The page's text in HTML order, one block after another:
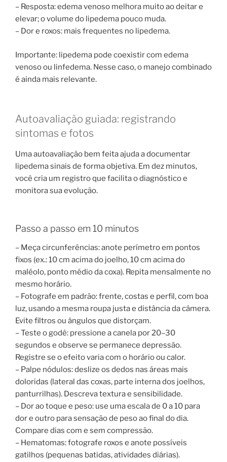
– Resposta: edema venoso melhora muito ao deitar e
elevar; o volume do lipedema pouco muda.
– Dor e roxos: mais frequentes no lipedema.
Importante: lipedema pode coexistir com edema
venoso ou linfedema. Nesse caso, o manejo combinado
é ainda mais relevante.
Autoavaliação guiada: registrando
sintomas e fotos
Uma autoavaliação bem feita ajuda a documentar
lipedema sinais de forma objetiva. Em dez minutos,
você cria um registro que facilita o diagnóstico e
monitora sua evolução.
Passo a passo em 10 minutos
– Meça circunferências: anote perímetro em pontos
fixos (ex.: 10 cm acima do joelho, 10 cm acima do
maléolo, ponto médio da coxa). Repita mensalmente no
mesmo horário.
– Fotografe em padrão: frente, costas e perfil, com boa
luz, usando a mesma roupa justa e distância da câmera.
Evite filtros ou ângulos que distorçam.
– Teste o godê: pressione a canela por 20–30
segundos e observe se permanece depressão.
Registre se o efeito varia com o horário ou calor.
– Palpe nódulos: deslize os dedos nas áreas mais
doloridas (lateral das coxas, parte interna dos joelhos,
panturrilhas). Descreva textura e sensibilidade.
– Dor ao toque e peso: use uma escala de 0 a 10 para
dor e outro para sensação de peso ao final do dia.
Compare dias com e sem compressão.
– Hematomas: fotografe roxos e anote possíveis
gatilhos (pequenas batidas, atividades diárias).